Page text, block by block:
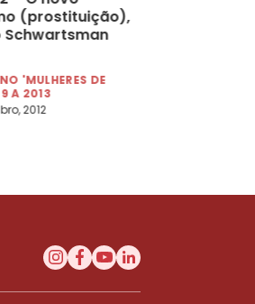
(prostituição),
Schwartsman
'MULHERES DE
A 2013
2012